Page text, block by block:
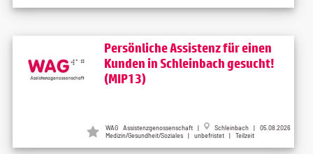
Persönliche Assistenz für einen
Kunden in Schleinbach gesucht!
(MIP13)
WAG Assistenzgenossenschaft |
Schleinbach | 05.08.2026
Medizin/Gesundheit/Soziales | unbefristet | Teilzeit